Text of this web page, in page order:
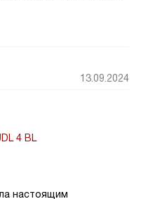
13.09.2024
4 BL
настоящим